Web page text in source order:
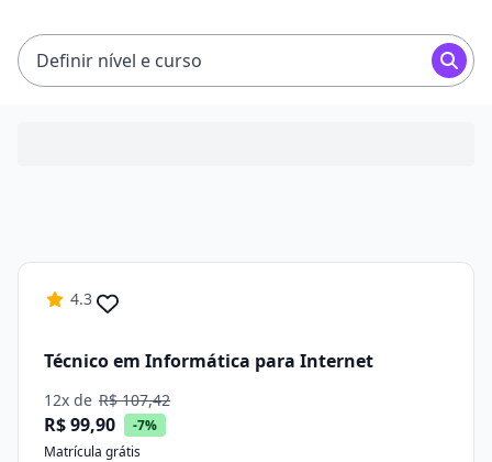
Definir nível e curso
4.3
Técnico em Informática para Internet
12x de R$ 107,42
R$ 99,90
-7%
Matrícula grátis